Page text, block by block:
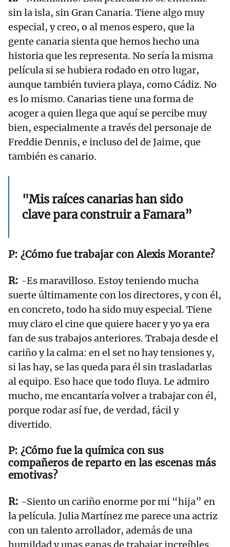
sin la isla, sin Gran Canaria. Tiene algo muy
especial, y creo, o al menos espero, que la
gente canaria sienta que hemos hecho una
historia que les representa. No sería la misma
película si se hubiera rodado en otro lugar,
aunque también tuviera playa, como Cádiz. No
es lo mismo. Canarias tiene una forma de
acoger a quien llega que aquí se percibe muy
bien, especialmente a través del personaje de
Freddie Dennis, e incluso del de Jaime, que
también es canario.
"Mis raíces canarias han sido
clave para construir a Famara”
¿Cómo fue trabajar con Alexis Morante?
-Es maravilloso. Estoy teniendo mucha
suerte últimamente con los directores, y con él,
en concreto, todo ha sido muy especial. Tiene
muy claro el cine que quiere hacer y yo ya era
fan de sus trabajos anteriores. Trabaja desde el
cariño y la calma: en el set no hay tensiones y,
si las hay, se las queda para él sin trasladarlas
al equipo. Eso hace que todo fluya. Le admiro
mucho, me encantaría volver a trabajar con él,
porque rodar así fue, de verdad, fácil y
divertido.
¿Cómo fue la química con sus
compañeros de reparto en las escenas más
emotivas?
-Siento un cariño enorme por mi “hija” en
la película. Julia Martínez me parece una actriz
con un talento arrollador, además de una
humildad y unas ganas de trabajar increíbles.